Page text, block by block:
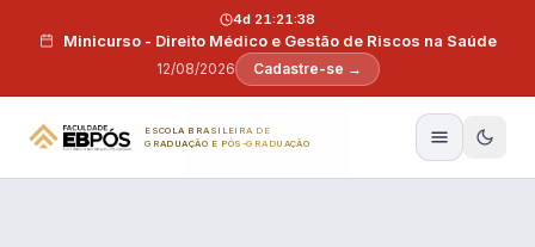
Minicurso - Direito Médico e Gestão de Riscos na Saúde
12/08/2026
4d 21:21:37
Cadastre-se →
ESCOLA BRASILEIRA DE
GRADUAÇÃO E PÓS-GRADUAÇÃO